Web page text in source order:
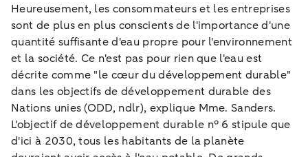
Heureusement, les consommateurs et les entreprises
sont de plus en plus conscients de l'importance d'une
quantité suffisante d'eau propre pour l'environnement
et la société. Ce n'est pas pour rien que l'eau est
décrite comme "le cœur du développement durable"
dans les objectifs de développement durable des
Nations unies (ODD, ndlr), explique Mme. Sanders.
L'objectif de développement durable n° 6 stipule que
d'ici à 2030, tous les habitants de la planète